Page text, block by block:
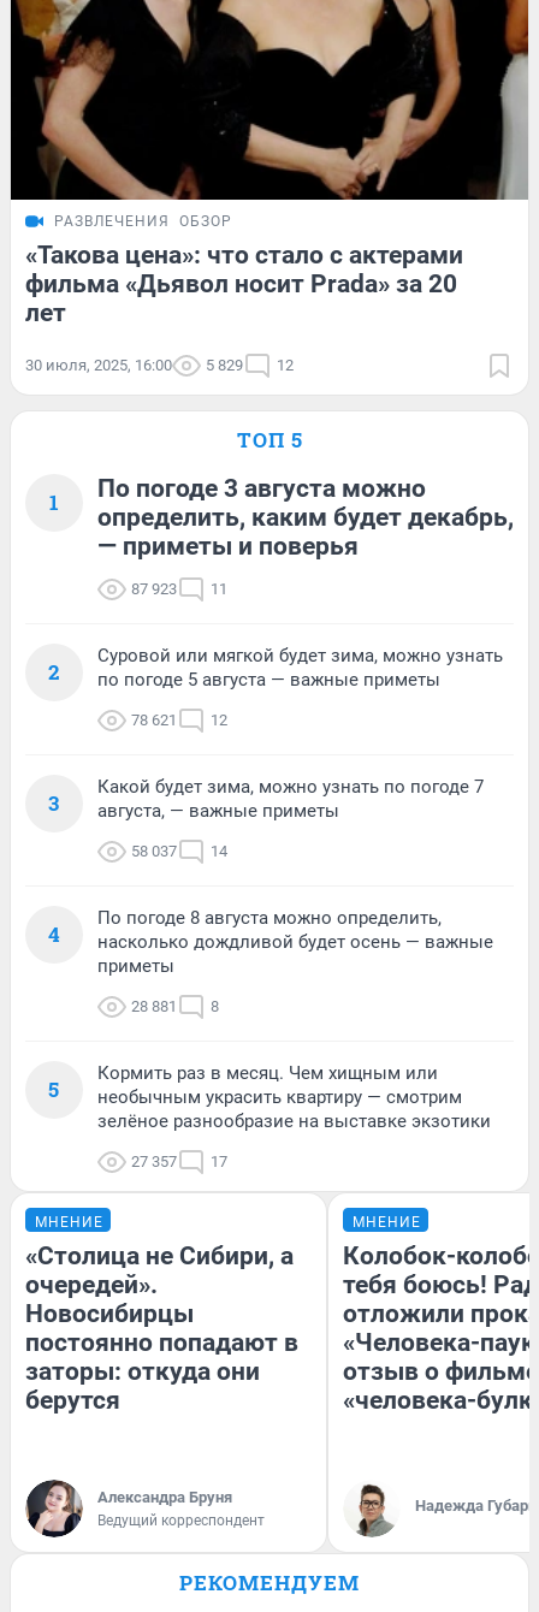
РАЗВЛЕЧЕНИЯ ОБЗОР
«Такова цена»: что стало с актерами
фильма «Дьявол носит Prada» за 20
лет
30 июля, 2025, 16:00 5 829 12
ТОП 5
1
По погоде 3 августа можно
определить, каким будет декабрь,
— приметы и поверья
87 923 11
2
Суровой или мягкой будет зима, можно узнать
по погоде 5 августа — важные приметы
78 621 12
3
Какой будет зима, можно узнать по погоде 7
августа, — важные приметы
58 037 14
4
По погоде 8 августа можно определить,
насколько дождливой будет осень — важные
приметы
28 881 8
5
Кормить раз в месяц. Чем хищным или
необычным украсить квартиру — смотрим
зелёное разнообразие на выставке экзотики
27 357 17
МНЕНИЕ
«Столица не Сибири, а
очередей».
Новосибирцы
постоянно попадают в
заторы: откуда они
берутся
Александра Бруня
Ведущий корреспондент
МНЕНИЕ
Колобок-
тебя боюсь!
отложили
«Человека-
отзыв о
«человека-
Надежда Губарь
РЕКОМЕНДУЕМ